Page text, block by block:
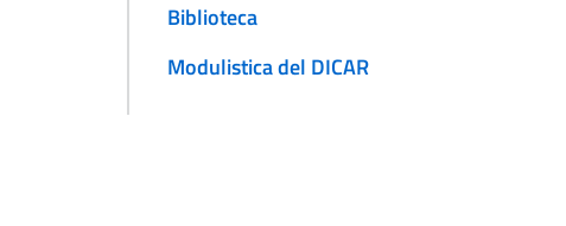
Biblioteca
Modulistica del DICAR